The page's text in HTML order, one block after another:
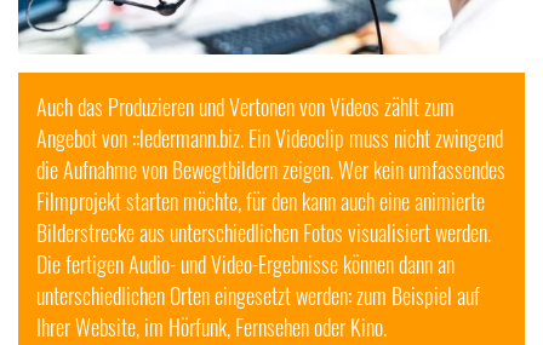
Auch das Produzieren und Vertonen vonVideoszählt zum
Angebot von ::ledermann.biz. Ein Videoclip muss nicht zwingend
die Aufnahme von Bewegtbildern zeigen. Wer kein umfassendes
Filmprojekt starten möchte, für den kann auch eine animierte
Bilderstrecke aus unterschiedlichen Fotos visualisiert werden.
Die fertigenAudio- undVideo-Ergebnisse können dann an
unterschiedlichen Orten eingesetzt werden: zum Beispiel auf
Ihrer Website, im Hörfunk, Fernsehen oder Kino.